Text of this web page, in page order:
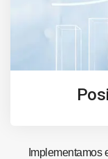
Implementamos